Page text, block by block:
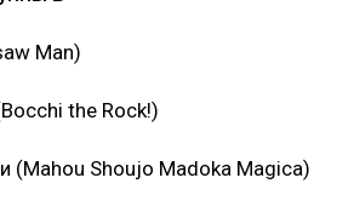
Man)
the Rock!)
(Mahou Shoujo Madoka Magica)